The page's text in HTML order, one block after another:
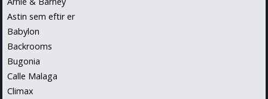
Astin sem eftir er
Babylon
Backrooms
Bugonia
Calle Malaga
Climax